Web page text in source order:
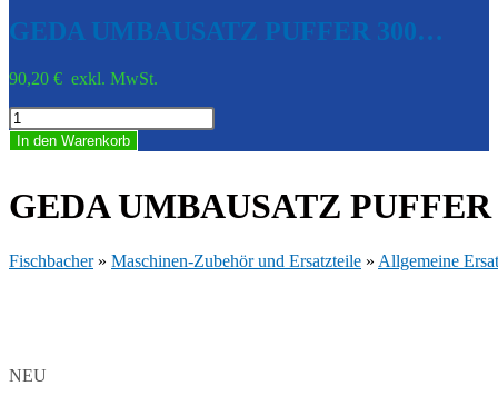
GEDA UMBAUSATZ PUFFER 300…
90,20 € exkl. MwSt.
GEDA
UMBAUSATZ
PUFFER
Z/ZP
-
K04513
Menge
In den Warenkorb
GEDA UMBAUSATZ PUFFER
Fischbacher» Maschinen-Zubehör und Ersatzteile » Allgemeine
NEU